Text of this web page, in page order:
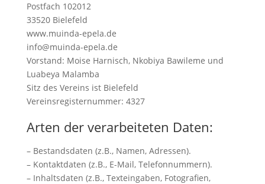
Postfach 102012
33520 Bielefeld
www.muinda-epela.de
info@muinda-epela.de
Vorstand: Moise Harnisch, Nkobiya Bawileme und
Luabeya Malamba
Sitz des Vereins ist Bielefeld
Vereinsregisternummer: 4327
Arten der verarbeiteten Daten:
– Bestandsdaten (z.B., Namen, Adressen).
– Kontaktdaten (z.B., E-Mail, Telefonnummern).
– Inhaltsdaten (z.B., Texteingaben, Fotografien,